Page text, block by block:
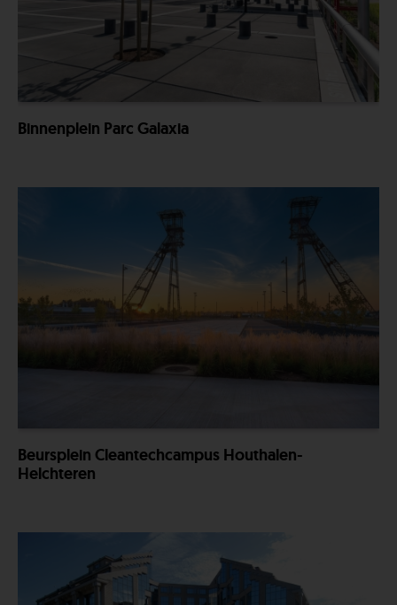
Binnenplein Parc Galaxia
Beursplein Cleantechcampus Houthalen-
Helchteren